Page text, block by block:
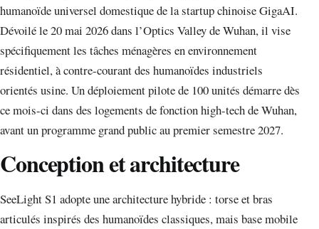
humanoïde universel domestique de la startup chinoise GigaAI.
Dévoilé le 20 mai 2026 dans l’Optics Valley de Wuhan, il vise
spécifiquement les tâches ménagères en environnement
résidentiel, à contre-courant des humanoïdes industriels
orientés usine. Un déploiement pilote de 100 unités démarre dès
ce mois-ci dans des logements de fonction high-tech de Wuhan,
avant un programme grand public au premier semestre 2027.
Conception et architecture
SeeLight S1 adopte une architecture hybride : torse et bras
articulés inspirés des humanoïdes classiques, mais base mobile